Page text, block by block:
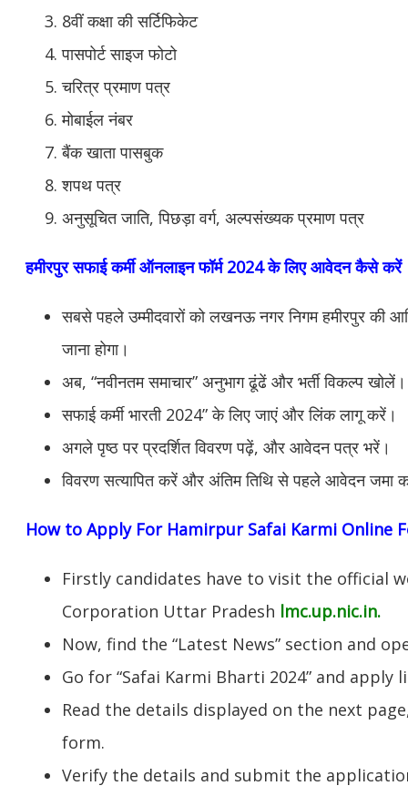
8वीं कक्षा की सर्टिफिकेट
पासपोर्ट साइज फोटो
चरित्र प्रमाण पत्र
मोबाईल नंबर
बैंक खाता पासबुक
शपथ पत्र
अनुसूचित जाति, पिछड़ा वर्ग, अल्पसंख्यक प्रमाण पत्र
हमीरपुरसफाई कर्मी ऑनलाइन फॉर्म 2024 के लिए आवेदन कैसे करें
सबसे पहले उम्मीदवारों को लखनऊ नगर निगम हमीरपुर की
जाना होगा।
अब, “नवीनतम समाचार” अनुभाग ढूंढें और भर्ती विकल्प खोलें।
सफाई कर्मी भारती 2024” के लिए जाएं और लिंक लागू करें।
अगले पृष्ठ पर प्रदर्शित विवरण पढ़ें, और आवेदन पत्र भरें।
विवरण सत्यापित करें और अंतिम तिथि से पहले आवेदन जमा
How to Apply For Hamirpur Safai Karmi Online
Firstly candidates have to visit the official
Corporation Uttar Pradesh lmc.up.nic.in.
Now, find the “Latest News” section and
Go for “Safai Karmi Bharti 2024” and apply
Read the details displayed on the next
form.
Verify the details and submit the